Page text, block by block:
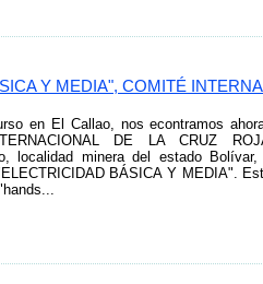
Y MEDIA", COMITÉ
en El Callao, nos econtramos
DE LA CRUZ
localidad minera del estado
BÁSICA Y MEDIA".